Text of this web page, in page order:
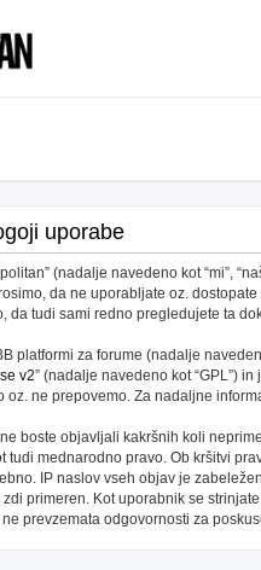
uporabe
(nadalje navedeno kot “mi”,
da ne uporabljate oz.
da tudi sami redno pregledujete ta
platformi za forume (nadalje
v2” (nadalje navedeno kot “GPL”)
oz. ne prepovemo. Za nadaljne
boste objavljali kakršnih koli
tudi mednarodno pravo. Ob kršitvi
IP naslov vseh objav je
primeren. Kot uporabnik se
prevzemata odgovornosti za